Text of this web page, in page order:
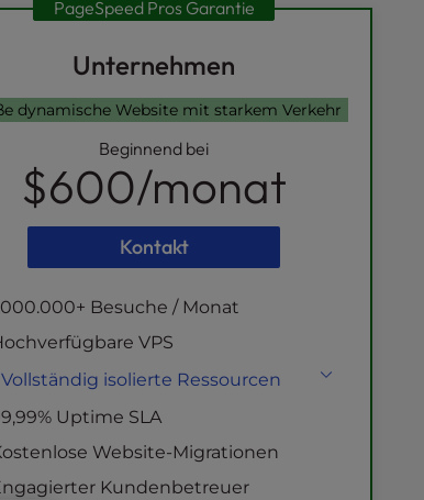
PageSpeed Pros Garantie
Unternehmen
dynamische Website mit starkem Verkehr
Beginnend bei
$600/monat
Kontakt
Besuche / Monat
VPS
Vollständig isolierte Ressourcen
NVMe SSDLagerung
Virtuelle CPUs
Uptime SLA
Website-Migrationen
Kundenbetreuer